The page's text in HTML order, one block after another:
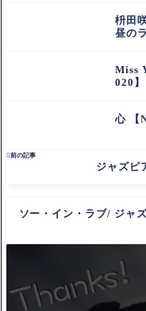
枡田
昼の
Miss
020】
心 【
前の記事
ジャズピ
ソー・イン・ラブ/ ジャ